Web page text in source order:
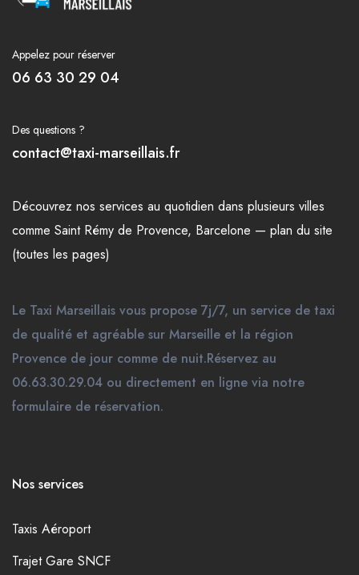
Appelez pour réserver
06 63 30 29 04
Des questions ?
contact@taxi-marseillais.fr
Découvrez nos services au quotidien dans plusieurs villes
comme Saint Rémy de Provence, Barcelone — plan du site
(toutes les pages)
Le Taxi Marseillais vous propose 7j/7, un service de taxi
de qualité et agréable sur Marseille et la région
Provence de jour comme de nuit.Réservez au
06.63.30.29.04 ou directement en ligne via notre
formulaire de réservation.
Nos services
Taxis Aéroport
Trajet Gare SNCF